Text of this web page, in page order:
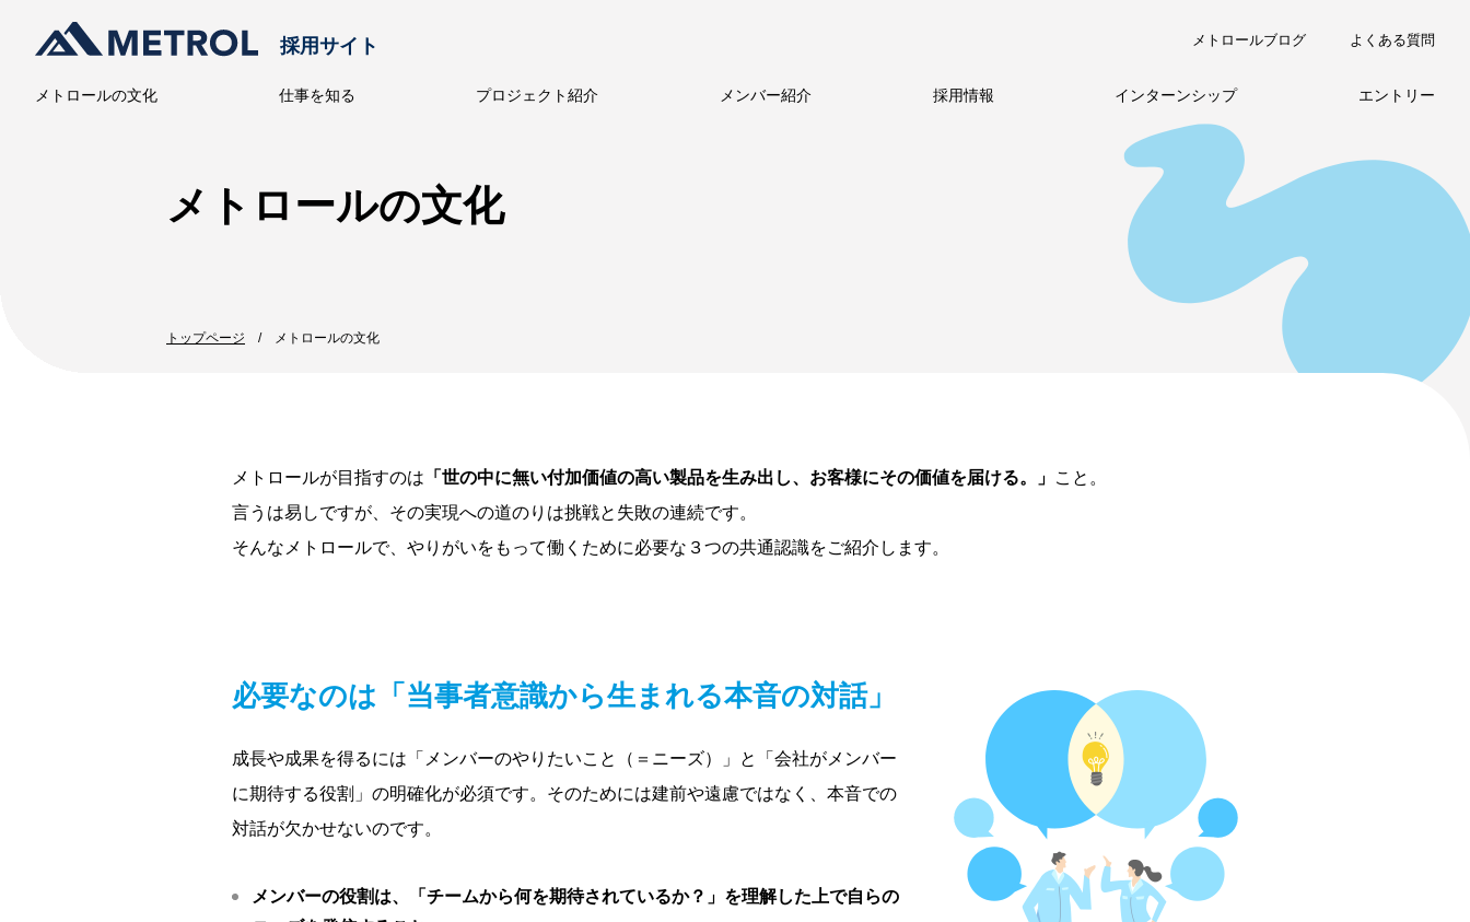
採用サイト メトロールブログ よくある質問
メトロールの文化 仕事を知る プロジェクト紹介 メンバー紹介 採用情報 インターンシップ エントリー
メトロールの文化
トップページ メトロールの文化
メトロールが目指すのは 「世の中に無い付加価値の高い製品を生み出し、お客様にその価値を届ける。」 こと。
言うは易しですが、その実現への道のりは挑戦と失敗の連続です。
そんなメトロールで、やりがいをもって働くために必要な３つの共通認識をご紹介します。
必要なのは「当事者意識から生まれる本音の対話」
成長や成果を得るには「メンバーのやりたいこと（＝ニーズ）」と「会社がメンバー
に期待する役割」の明確化が必須です。そのためには建前や遠慮ではなく、本音での
対話が欠かせないのです。
メンバーの役割は、「チームから何を期待されているか？」を理解した上で自らの